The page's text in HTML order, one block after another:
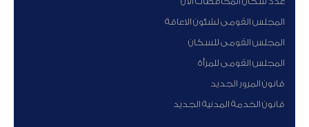
المجلس القومى لشئون الاعاقة
المجلس القومى للسكان
المجلس القومى للمرأة
قانون المرور الجديد
قانون الخدمة المدنية الجديد